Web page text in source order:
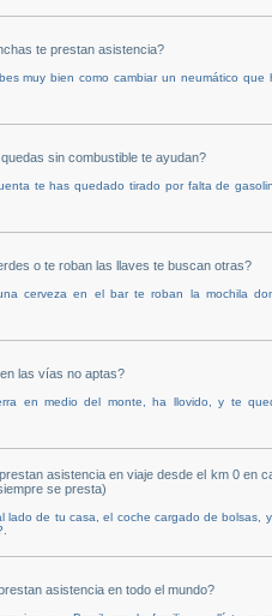
te prestan asistencia?
muy bien como cambiar un neumático que
sin combustible te ayudan?
te has quedado tirado por falta de
o te roban las llaves te buscan otras?
cerveza en el bar te roban la mochila
las vías no aptas?
en medio del monte, ha llovido, y te
asistencia en viaje desde el km 0 en
se presta)
lado de tu casa, el coche cargado de bolsas,
asistencia en todo el mundo?